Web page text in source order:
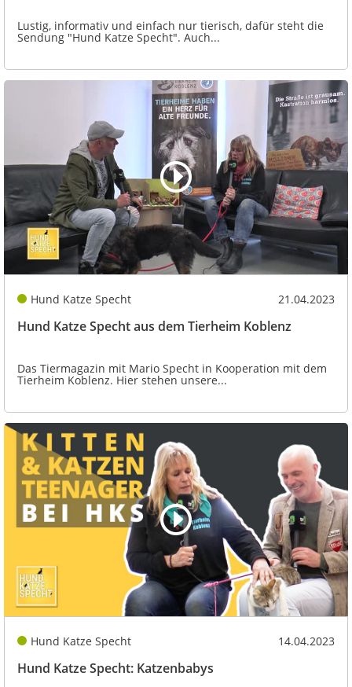
Lustig, informativ und einfach nur tierisch, dafür steht die
Sendung "Hund Katze Specht". Auch...
Hund Katze Specht 21.04.2023
Hund Katze Specht aus dem Tierheim Koblenz
Das Tiermagazin mit Mario Specht in Kooperation mit dem
Tierheim Koblenz. Hier stehen unsere...
Hund Katze Specht 14.04.2023
Hund Katze Specht: Katzenbabys